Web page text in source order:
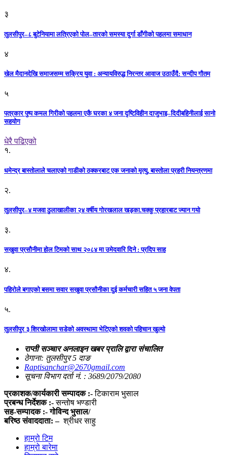
३
तुलसीपुर–८ बुटेनियामा लत्रिएको पोल–तारको समस्या दुर्गा डाँगीको पहलमा समाधान
४
खेल मैदानदेखि समाजसम्म सक्रिय युवा : अन्यायविरुद्ध निरन्तर आवाज उठाउँदै: सन्दीप गौतम
५
पत्रकार पुष्प कमल गिरीको पहलमा एकै घरका ४ जना दृष्टिविहीन दाजुभाइ–दिदीबहिनीलाई सानो
सहयोग
धेरै पढिएको
१.
धमेन्द्र बास्तोलाले चलाएको गाडीको ठक्करबाट एक जनाको मृत्यु, बास्तोला प्रहरी नियन्त्रणमा
२.
तुलसीपुर–४ मजवा ठुलाखालीका २४ वर्षीय गोरखलाल खड्का.चक्कु प्रहारबाट ज्यान गयो
३.
सखुवा प्रसौनीमा होल टिमको साथ २०८४ मा उमेदवारि दिने : प्रदिप साह
४.
पहिराेले बगाएकाे बसमा सवार सखुवा प्रसाैनीका दुई कर्मचारी सहित ५ जना वेपता
५.
तुलसीपुर ३ शिरखोलामा सडेको अवस्थामा भेटिएको शवको पहिचान खुल्यो
राप्ती सञ्चार अनलाइन खबर प्रालि द्वारा संचालित
ठेगाना: तुलसीपुर 5 दाङ
Raptisanchar@2670gmail.com
सूचना विभाग दर्ता नं. : 3689/2079/2080
प्रकाशक/कार्यकारी सम्पादक :-टिकाराम भुसाल
प्रबन्ध निर्देशक :-सन्तोष भण्डारी
सह-सम्पादक :- गोविन्द भुसाल/
बरिष्ठ संवाददाता: – श्रीधर साहु
हाम्रो टिम
हाम्रो बारेमा